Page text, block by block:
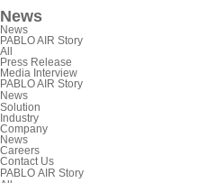
News
News
PABLO AIR Story
All
Press Release
Media Interview
PABLO AIR Story
News
Solution
Industry
Company
News
Careers
Contact Us
PABLO AIR Story